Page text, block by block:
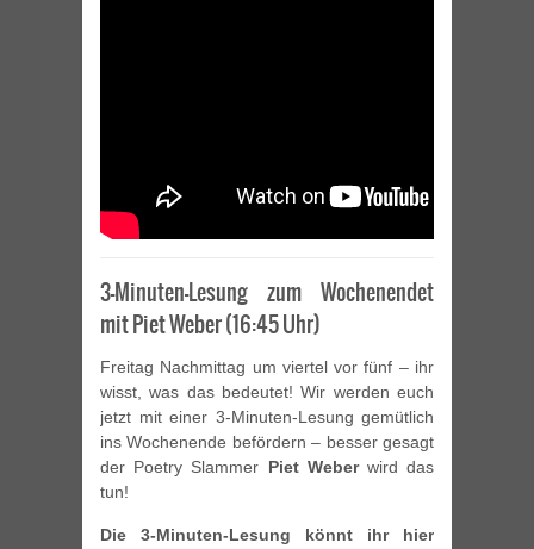
3-Minuten-Lesung zum Wochenendet
mit Piet Weber (16:45 Uhr)
Freitag Nachmittag um viertel vor fünf – ihr
wisst, was das bedeutet! Wir werden euch
jetzt mit einer 3-Minuten-Lesung gemütlich
ins Wochenende befördern – besser gesagt
der Poetry Slammer Piet Weberwird das
tun!
Die 3-Minuten-Lesung könnt ihr hier